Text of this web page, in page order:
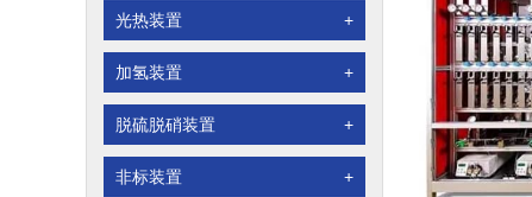
光热装置 +
加氢装置 +
脱硫脱硝装置 +
非标装置 +